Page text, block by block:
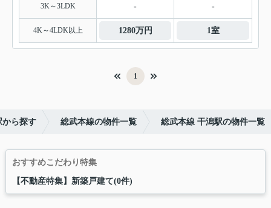
3K～3LDK - -
4K～4LDK以上 1280万円 1室
1
から探す 総武本線の物件一覧 総武本線 干潟駅の物件一覧
おすすめこだわり特集
【不動産特集】新築戸建て(0件)